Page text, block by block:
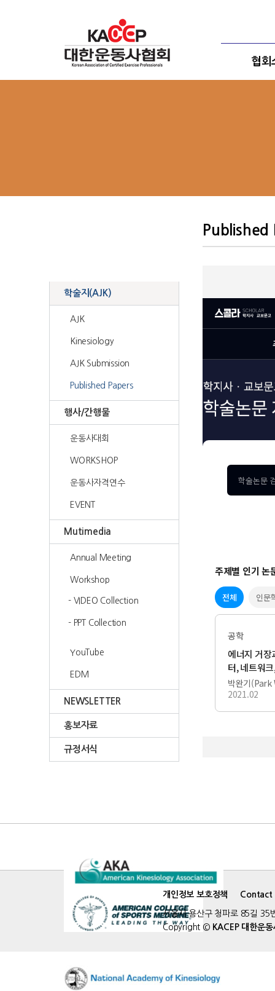
협회
학술지(AJK)
AJK
Kinesiology
AJK Submission
Published Papers
행사/간행물
운동사대회
WORKSHOP
운동사자격연수
EVENT
Mutimedia
Annual Meeting
Workshop
- VIDEO Collection
- PPT Collection
YouTube
EDM
NEWSLETTER
홍보자료
규정서식
Published
개인정보 보호정책 Contact
서울시 용산구 청파로 85길
Copyright © KACEP 대한운동